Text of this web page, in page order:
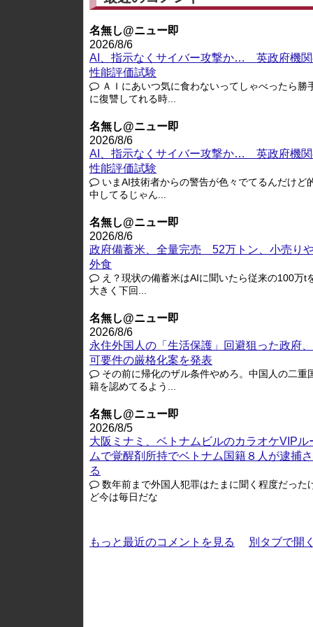
名無し@ニュー即
2026/8/6
AI、指示なくサイバー攻撃か… 英政府機
性能評価試験
ＡＩにあいつ気に食わないってしゃべったら勝
に復讐してれる時...
名無し@ニュー即
2026/8/6
AI、指示なくサイバー攻撃か… 英政府機
性能評価試験
いまAI技術者からの警告が色々でてるんだけど
中してるじゃん...
名無し@ニュー即
2026/8/6
政府備蓄米、全量完売 52万トン、小売り
外食
え？現状の備蓄米はAIに聞いたら従来の100万t
大きく下回...
名無し@ニュー即
2026/8/6
永住外国人の「生活保護」回避狙った政府
可要件の厳格化案を発表
その前に帰化のザル条件やめろ。中国人の二重
籍を認めてるよう...
名無し@ニュー即
2026/8/5
大阪ミナミ、ベトナムビルのカラオケVIPル
ムで覚醒剤所持でベトナム国籍８人が逮捕
る
数年前まで外国人犯罪はたまに聞く程度だった
ど今は毎日だな
もっと最近のコメントを見る 別タブで開く